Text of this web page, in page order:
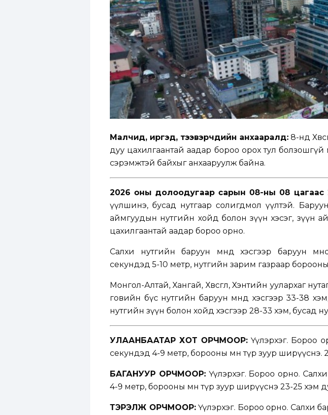
Малчид, иргэд, тээвэрчдийн анхааралд: 8-нд
дуу цахилгаантай аадар бороо орох тул болзошгүй
сэрэмжтэй байхыг анхааруулж байна.
2026 оны долоодугаар сарын 08-ны 08 цагаас
үүлшинэ, бусад нутгаар солигдмол үүлтэй.
аймгуудын нутгийн хойд болон зүүн хэсэг, зүүн
цахилгаантай аадар бороо орно.
Салхи нутгийн баруун өмнөд хэсгээр баруун
секундэд 5-10 метр, нутгийн зарим газраар борооны
Монгол-Алтай, Хангай, Хөвсгөл, Хэнтийн уулархаг
говийн бүс нутгийн баруун өмнөд хэсгээр 33-38
нутгийн зүүн болон хойд хэсгээр 28-33 хэм, бусад
УЛААНБААТАР ХОТ ОРЧМООР: Үүлэрхэг. Бороо
секундэд 4-9 метр, борооны өмнө түр зуур ширүүснэ.
БАГАНУУР ОРЧМООР:Үүлэрхэг. Бороо орно. Салхи
4-9 метр, борооны өмнө түр зуур ширүүснэ 23-25 хэм
ТЭРЭЛЖ ОРЧМООР:Үүлэрхэг. Бороо орно. Салхи